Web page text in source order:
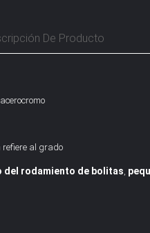
De Producto
refiere al grado
del rodamiento de bolitas,